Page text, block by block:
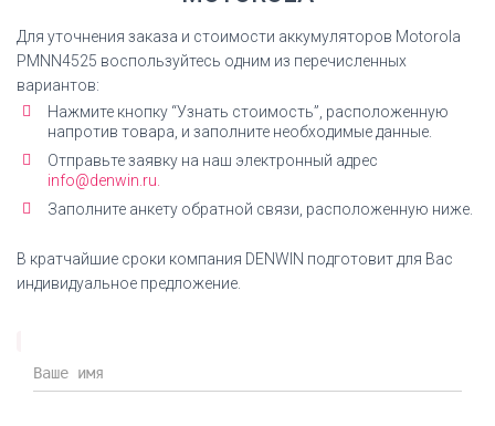
Для уточнения заказа и стоимости аккумуляторов Motorola
PMNN4525 воспользуйтесь одним из перечисленных
вариантов:
Нажмите кнопку “Узнать стоимость”, расположенную
напротив товара, и заполните необходимые данные.
Отправьте заявку на наш электронный адрес
info@denwin.ru.
Заполните анкету обратной связи, расположенную ниже.
В кратчайшие сроки компания DENWIN подготовит для Вас
индивидуальное предложение.